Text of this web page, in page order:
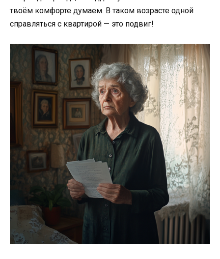
твоём комфорте думаем. В таком возрасте одной
справляться с квартирой — это подвиг!